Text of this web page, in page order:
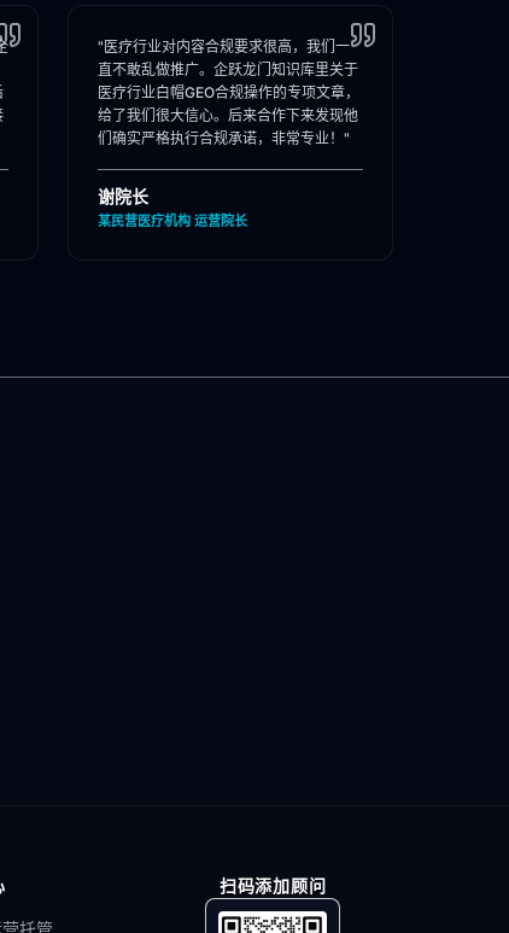
"医疗行业对内容合规要求很高，我们一
直不敢乱做推广。企跃龙门知识库里关于
医疗行业白帽GEO合规操作的专项文章，
给了我们很大信心。后来合作下来发现他
们确实严格执行合规承诺，非常专业！"
谢院长
某民营医疗机构 运营院长
托管
扫码添加顾问